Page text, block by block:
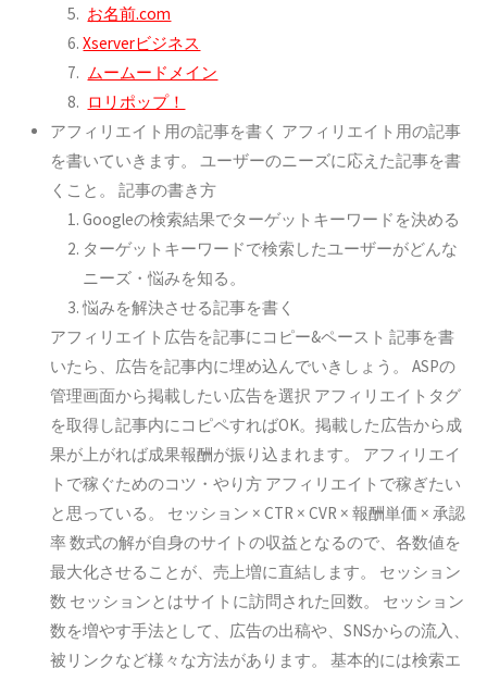
お名前.com
Xserverビジネス
ムームードメイン
ロリポップ！
アフィリエイト用の記事を書く アフィリエイト用の記事
を書いていきます。 ユーザーのニーズに応えた記事を書
くこと。 記事の書き方
Googleの検索結果でターゲットキーワードを決める
ターゲットキーワードで検索したユーザーがどんな
ニーズ・悩みを知る。
悩みを解決させる記事を書く
アフィリエイト広告を記事にコピー&ペースト 記事を書
いたら、広告を記事内に埋め込んでいきしょう。 ASPの
管理画面から掲載したい広告を選択 アフィリエイトタグ
を取得し記事内にコピペすればOK。掲載した広告から成
果が上がれば成果報酬が振り込まれます。 アフィリエイ
トで稼ぐためのコツ・やり方アフィリエイトで稼ぎたい
と思っている。 セッション × CTR × CVR × 報酬単価 × 承認
率 数式の解が自身のサイトの収益となるので、各数値を
最大化させることが、売上増に直結します。 セッション
数 セッションとはサイトに訪問された回数。 セッション
数を増やす手法として、広告の出稿や、SNSからの流入、
被リンクなど様々な方法があります。 基本的には検索エ